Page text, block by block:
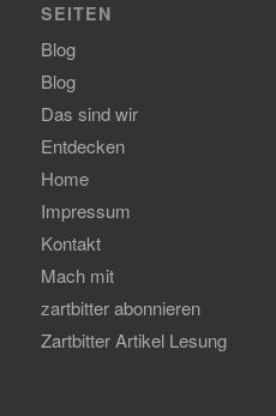
SEITEN
Blog
Blog
Das sind wir
Entdecken
Home
Impressum
Kontakt
Mach mit
zartbitter abonnieren
Zartbitter Artikel Lesung